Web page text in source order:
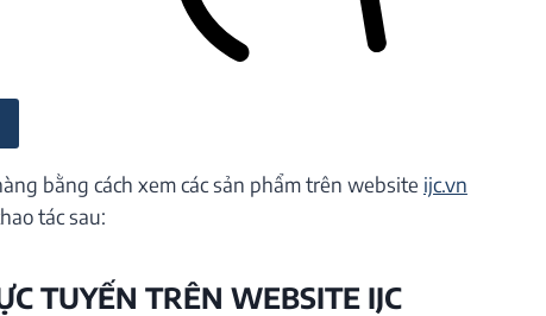
bằng cách xem các sản phẩm trên website ijc.vn
tác sau:
TUYẾN TRÊN WEBSITE IJC